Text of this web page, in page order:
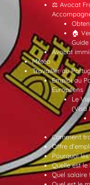
⚖️ Avocat
🏠
Avocat
Météo
Travailler au
Emploi au
Européens
Le
(Visa
Comment
Offre
Pourquoi
Quelle est le
Quel salaire